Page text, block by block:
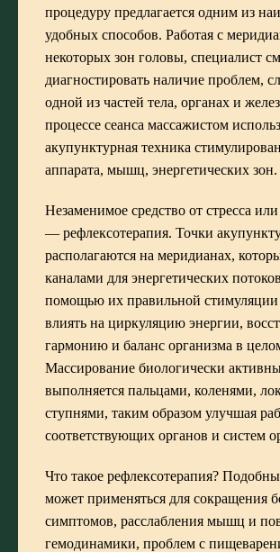
процедуру предлагается одним из
удобных способов. Работая с
некоторых зон головы, специалист
диагностировать наличие проблем,
одной из частей тела, органах и
процессе сеанса массажистом
акупунктурная техника
аппарата, мышц, энергетических зон.
Незаменимое средство от стресса
— рефлексотерапия. Точки
располагаются на меридианах,
каналами для энергетических
помощью их правильной
влиять на циркуляцию энергии,
гармонию и баланс организма в
Массирование биологически
выполняется пальцами, коленями,
ступнями, таким образом улучшая
соответствующих органов и систем
Что такое рефлексотерапия?
может применяться для сокращения
симптомов, расслабления мышц и
гемодинамики, проблем с